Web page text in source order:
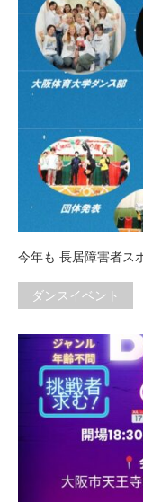
今年も 長居障害者ス
ダンスイベント